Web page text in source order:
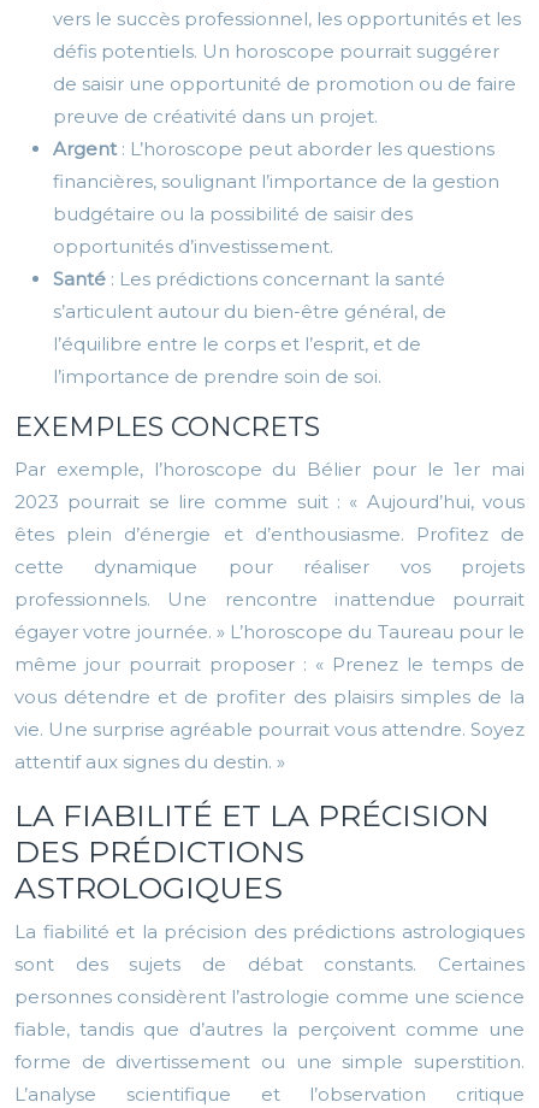
vers le succès professionnel, les opportunités et les
défis potentiels. Un horoscope pourrait suggérer
de saisir une opportunité de promotion ou de faire
preuve de créativité dans un projet.
Argent : L’horoscope peut aborder les questions
financières, soulignant l’importance de la gestion
budgétaire ou la possibilité de saisir des
opportunités d’investissement.
Santé : Les prédictions concernant la santé
s’articulent autour du bien-être général, de
l’équilibre entre le corps et l’esprit, et de
l’importance de prendre soin de soi.
EXEMPLES CONCRETS
Par exemple, l’horoscope du Bélier pour le 1er mai
2023 pourrait se lire comme suit : « Aujourd’hui, vous
êtes plein d’énergie et d’enthousiasme. Profitez de
cette dynamique pour réaliser vos projets
professionnels. Une rencontre inattendue pourrait
égayer votre journée. » L’horoscope du Taureau pour le
même jour pourrait proposer : « Prenez le temps de
vous détendre et de profiter des plaisirs simples de la
vie. Une surprise agréable pourrait vous attendre. Soyez
attentif aux signes du destin. »
LA FIABILITÉ ET LA PRÉCISION
DES PRÉDICTIONS
ASTROLOGIQUES
La fiabilité et la précision des prédictions astrologiques
sont des sujets de débat constants. Certaines
personnes considèrent l’astrologie comme une science
fiable, tandis que d’autres la perçoivent comme une
forme de divertissement ou une simple superstition.
L’analyse scientifique et l’observation critique